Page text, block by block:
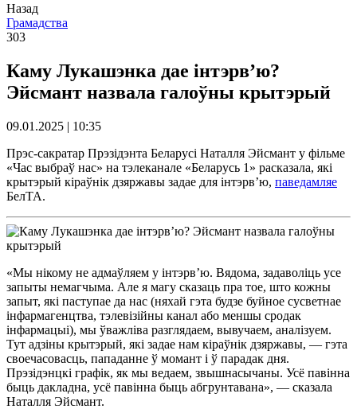
Назад
Грамадства
303
Каму Лукашэнка дае інтэрв’ю?
Эйсмант назвала галоўны крытэрый
09.01.2025 | 10:35
Прэс-сакратар Прэзідэнта Беларусі Наталля Эйсмант у фільме
«Час выбраў нас» на тэлеканале «Беларусь 1» расказала, які
крытэрый кіраўнік дзяржавы задае для інтэрв’ю, паведамляе
БелТА.
«Мы нікому не адмаўляем у інтэрв’ю. Вядома, задаволіць усе
запыты немагчыма. Але я магу сказаць пра тое, што кожны
запыт, які паступае да нас (няхай гэта будзе буйное сусветнае
інфармагенцтва, тэлевізійны канал або меншы сродак
інфармацыі), мы ўважліва разглядаем, вывучаем, аналізуем.
Тут адзіны крытэрый, які задае нам кіраўнік дзяржавы, — гэта
своечасовасць, пападанне ў момант і ў парадак дня.
Прэзідэнцкі графік, як мы ведаем, звышнасычаны. Усё павінна
быць дакладна, усё павінна быць абгрунтавана», — сказала
Наталля Эйсмант.